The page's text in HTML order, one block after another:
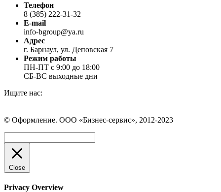
Телефон
8 (385) 222-31-32
E-mail
info-bgroup@ya.ru
Адрес
г. Барнаул, ул. Деповская 7
Режим работы
ПН-ПТ с 9:00 до 18:00
СБ-ВС выходные дни
Ищите нас:
Вконтакте
открывается
в
новом
окне
WhatsApp
открывается
в
новом
окне
Telegram
открывается
в
новом
окне
© Оформление. ООО «Бизнес-сервис», 2012-2023
Close
Privacy Overview